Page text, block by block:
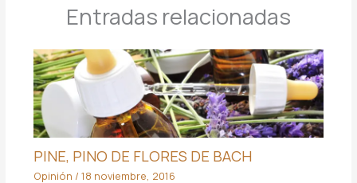
Entradas relacionadas
PINE, PINO DE FLORES DE BACH
Opinión / 18 noviembre, 2016